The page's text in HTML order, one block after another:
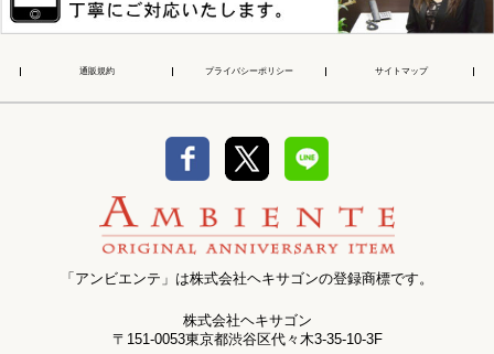
通販規約 プライバシーポリシー サイトマップ
「アンビエンテ」は株式会社ヘキサゴンの登録商標です。
株式会社ヘキサゴン
〒151-0053東京都渋谷区代々木3-35-10-3F